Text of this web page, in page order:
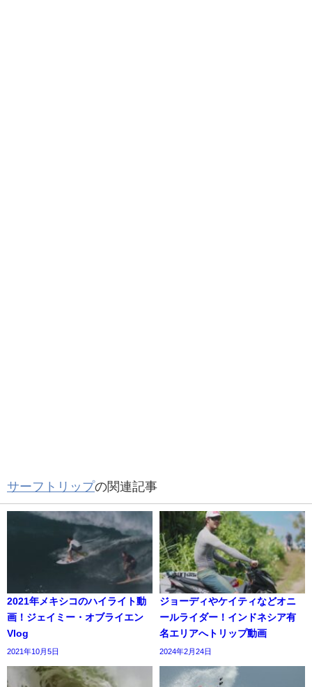
サーフトリップの関連記事
2021年メキシコのハイライト動
画！ジェイミー・オブライエン
Vlog
2021年10月5日
ジョーディやケイティなどオニ
ールライダー！インドネシア有
名エリアへトリップ動画
2024年2月24日